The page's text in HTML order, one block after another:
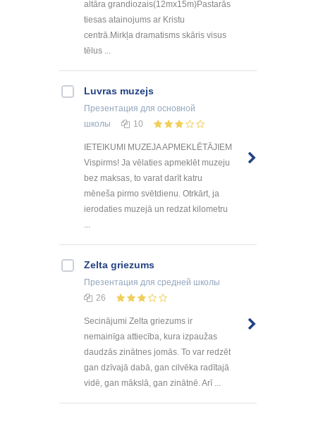
altāra grandiozais(12mx15m)Pastarās
tiesas atainojums ar Kristu
centrā.Mirkļa dramatisms skāris visus
tēlus ...
Luvras muzejs
Презентация для основной
школы
10
IETEIKUMI MUZEJA APMEKLĒTĀJIEM
Vispirms! Ja vēlaties apmeklēt muzeju
bez maksas, to varat darīt katru
mēneša pirmo svētdienu. Otrkārt, ja
ierodaties muzejā un redzat kilometru
...
Zelta griezums
Презентация для средней школы
26
Secinājumi Zelta griezums ir
nemainīga attiecība, kura izpaužas
daudzās zinātnes jomās. To var redzēt
gan dzīvajā dabā, gan cilvēka radītajā
vidē, gan mākslā, gan zinātnē. Arī ...